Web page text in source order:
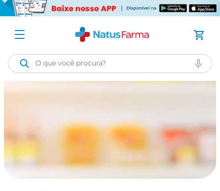
O que você procura?